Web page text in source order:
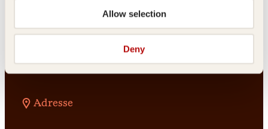
Allow selection
Deny
Vil du sende inn et manuskript?
Les her
Generelle henvendelser
Adresse